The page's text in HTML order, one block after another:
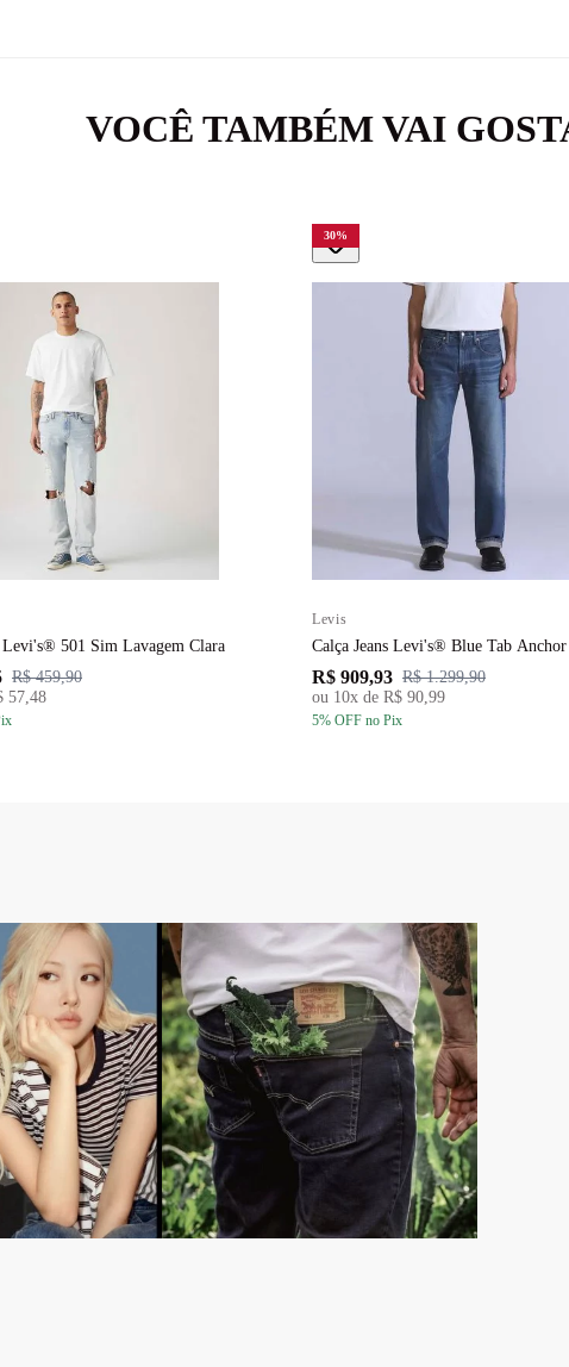
VOCÊ TAMBÉM VAI
Levi's® 501 Sim Lavagem Clara
R$ 459,90
57,48
30%
Levis
Calça Jeans Levi's® Blue Tab
R$ 909,93 R$ 1.299,90
ou 10x de R$ 90,99
5% OFF no Pix